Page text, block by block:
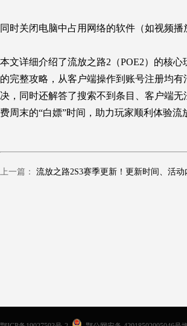
同时关闭电脑中占用网络的软件（如视频
本文详细介绍了流放之路2（POE2）的核
的完整攻略，从客户端操作到账号注册均
决，同时还解答了搜索不到条目、客户端
费周末的“白嫖”时间，助力玩家顺利体验流
上一篇： 流放之路2S3赛季更新！更新时间、活